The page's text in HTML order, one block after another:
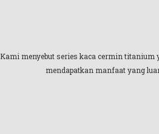
Kami menyebut series kaca cermin
mendapatkan manfaat yang